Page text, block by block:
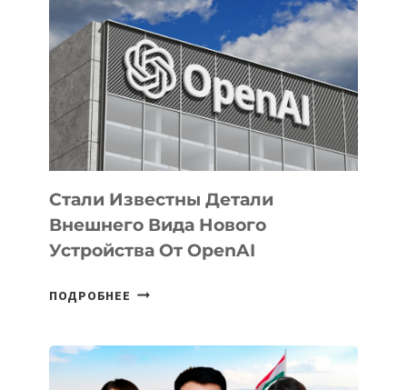
ПРИОРИТЕТНЫЕ
ЗАДАЧИ
ПО
РАЗВИТИЮ
ЭКОСИСТЕМЫ
ИСКУССТВЕННОГО
ИНТЕЛЛЕКТА
Стали Известны Детали
Внешнего Вида Нового
Устройства От OpenAI
ПОДРОБНЕЕ СТАЛИ
ВНЕШНЕГО
ВИДА